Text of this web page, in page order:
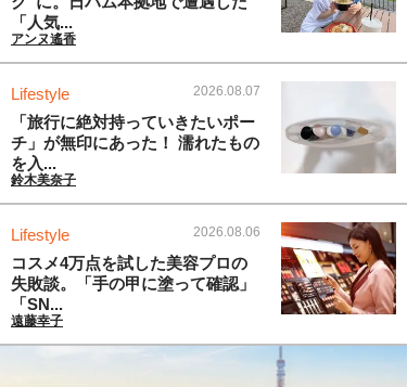
「人気...
アンヌ遙香
Lifestyle 2026.08.07
「旅行に絶対持っていきたいポー
チ」が無印にあった！ 濡れたもの
を入...
鈴木美奈子
Lifestyle 2026.08.06
コスメ4万点を試した美容プロの
失敗談。「手の甲に塗って確認」
「SN...
遠藤幸子